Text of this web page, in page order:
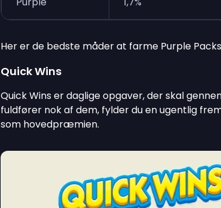
Her er de bedste måder at farme Purple
Quick Wins
Quick Wins er daglige opgaver, der skal
fuldfører nok af dem, fylder du en ugentlig
som hovedpræmien.